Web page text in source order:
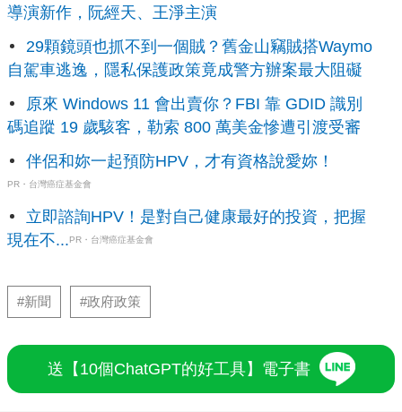
導演新作，阮經天、王淨主演
29顆鏡頭也抓不到一個賊？舊金山竊賊搭Waymo
自駕車逃逸，隱私保護政策竟成警方辦案最大阻礙
原來 Windows 11 會出賣你？FBI 靠 GDID 識別
碼追蹤 19 歲駭客，勒索 800 萬美金慘遭引渡受審
伴侶和妳一起預防HPV，才有資格說愛妳！
PR・台灣癌症基金會
立即諮詢HPV！是對自己健康最好的投資，把握
現在不...PR・台灣癌症基金會
#新聞 #政府政策
送【10個ChatGPT的好工具】電子書